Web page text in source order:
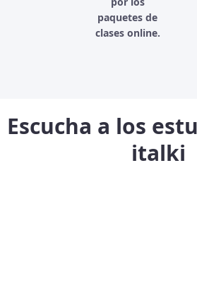
paquetes de
clases online.
Escucha a los
italki